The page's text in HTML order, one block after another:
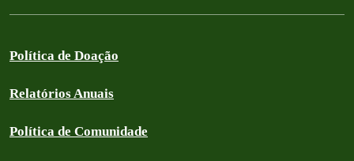
Política de Doação
Relatórios Anuais
Política de Comunidade